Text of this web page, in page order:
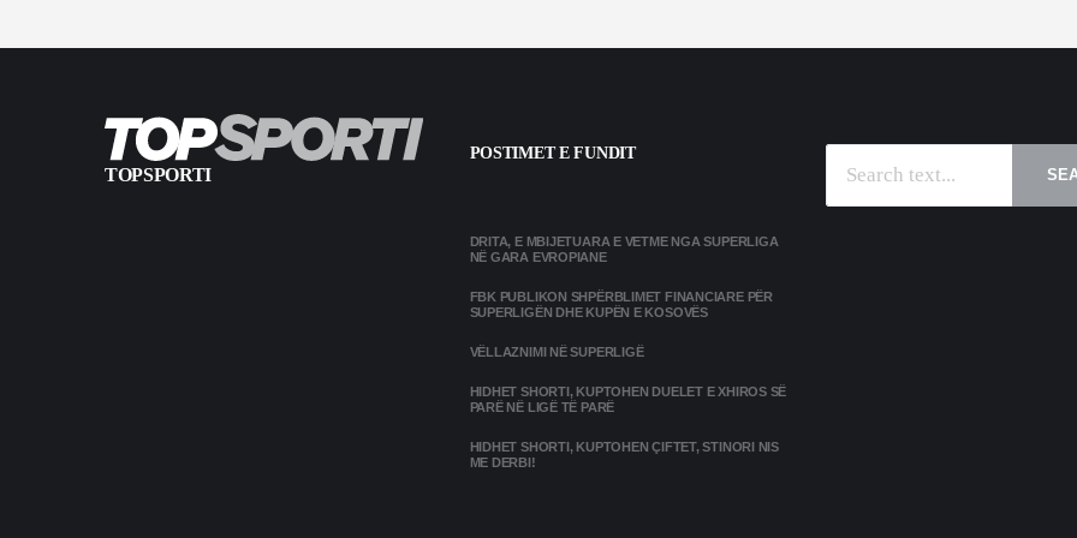
TOPSPORTI
POSTIMET E FUNDIT
DRITA, E MBIJETUARA E VETME NGA SUPERLIGA
NË GARA EVROPIANE
FBK PUBLIKON SHPËRBLIMET FINANCIARE PËR
SUPERLIGËN DHE KUPËN E KOSOVËS
VËLLAZNIMI NË SUPERLIGË
HIDHET SHORTI, KUPTOHEN DUELET E XHIROS SË
PARË NË LIGË TË PARË
HIDHET SHORTI, KUPTOHEN ÇIFTET, STINORI NIS
ME DERBI!